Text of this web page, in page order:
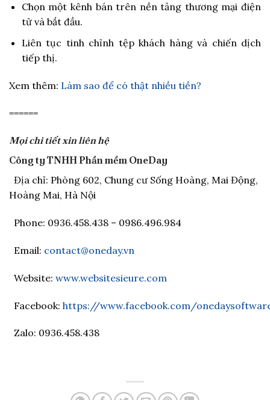
Chọn một kênh bán trên nền tảng thương mại điện
tử và bắt đầu.
Liên tục tinh chỉnh tệp khách hàng và chiến dịch
tiếp thị.
Xem thêm: Làm sao để có thật nhiều tiền?
======
Mọi chi tiết xin liên hệ
Công ty TNHH Phần mềm OneDay
Địa chỉ: Phòng 602, Chung cư Sống Hoàng, Mai Động,
Hoàng Mai, Hà Nội
Phone: 0936.458.438 – 0986.496.984
Email: contact@oneday.vn
Website: www.websitesieure.com
Facebook: https://www.facebook.com/
Zalo: 0936.458.438